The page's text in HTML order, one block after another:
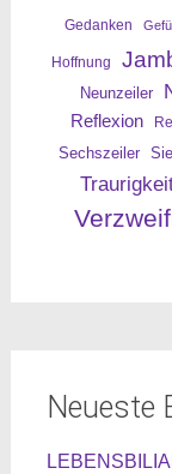
Gedanken
Hoffnung
Neunzeiler
Reflexion
Sechszeiler
Neueste